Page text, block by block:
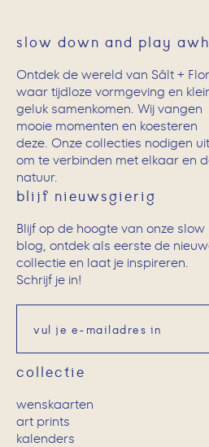
slow down and play
Ontdek de wereld van Sâlt +
waar tijdloze vormgeving en
geluk samenkomen. Wij vangen
mooie momenten en koesteren
deze. Onze collecties nodigen uit
om te verbinden met elkaar en
natuur.
blijf nieuwsgierig
Blijf op de hoogte van onze slow
blog, ontdek als eerste de
collectie en laat je inspireren.
Schrijf je in!
collectie
wenskaarten
art prints
kalenders